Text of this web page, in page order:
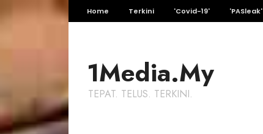
Home Terkini 'Covid-19' 'PASleak'
1Media.My
TEPAT. TELUS. TERKINI.